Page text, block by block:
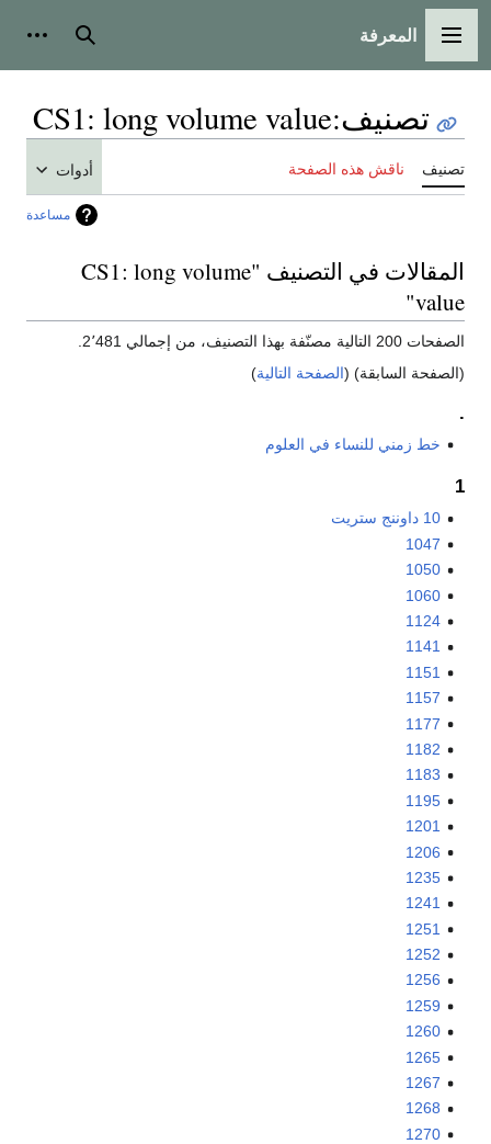
القائمة الرئيسية
المعرفة بحث
تصنيف:
CS1: long volume value
تصنيف ناقش هذه الصفحة أدوات
مساعدة
المقالات في التصنيف "CS1: long volume
value"
الصفحات 200 التالية مصنّفة بهذا التصنيف، من إجمالي 2٬481.
(الصفحة السابقة) (الصفحة التالية)
.
خط زمني للنساء في العلوم
1
10 داوننج ستريت
1047
1050
1060
1124
1141
1151
1157
1177
1182
1183
1195
1201
1206
1235
1241
1251
1252
1256
1259
1260
1265
1267
1268
1270